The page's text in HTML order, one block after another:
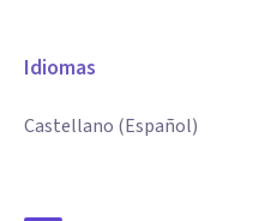
Idiomas
Castellano (Español)